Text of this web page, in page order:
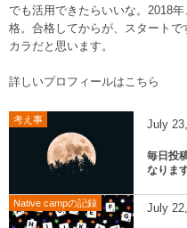
でも活用できたらいいな。2018
格。合格してからが、スタート
カラだと思います。
詳しいプロフィールはこちら
考え事 July 23,
毎日投
なります
Native campの記録 July 22,